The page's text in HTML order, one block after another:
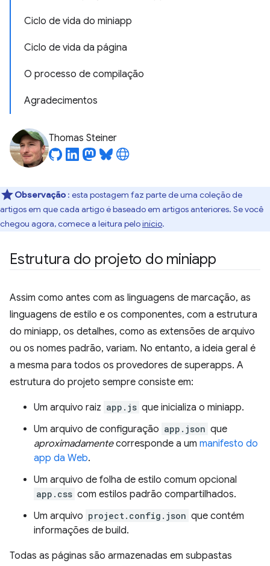
Ciclo de vida do miniapp
Ciclo de vida da página
O processo de compilação
Agradecimentos
Thomas Steiner
Observação : esta postagem faz parte de uma coleção de
artigos em que cada artigo é baseado em artigos anteriores. Se você
chegou agora, comece a leitura peloinício.
Estrutura do projeto do miniapp
Assim como antes com as linguagens de marcação, as
linguagens de estilo e os componentes, com a estrutura
do miniapp, os detalhes, como as extensões de arquivo
ou os nomes padrão, variam. No entanto, a ideia geral é
a mesma para todos os provedores de superapps. A
estrutura do projeto sempre consiste em:
Um arquivo raiz app.js que inicializa o miniapp.
Um arquivo de configuração app.json que
aproximadamentecorresponde a um manifesto do
app da Web.
Um arquivo de folha de estilo comum opcional
app.css com estilos padrão compartilhados.
Um arquivo project.config.json que contém
informações de build.
Todas as páginas são armazenadas em subpastas